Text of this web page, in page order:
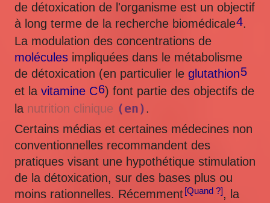
de détoxication de l'organisme est un objectif
à long terme de la recherche biomédicale4.
La modulation des concentrations de
molécules impliquées dans le métabolisme
de détoxication (en particulier le glutathion5
et la vitamine C6) font partie des objectifs de
la nutrition clinique (en).
Certains médias et certaines médecines non
conventionnelles recommandent des
pratiques visant une hypothétique stimulation
de la détoxication, sur des bases plus ou
moins rationnelles. Récemment[Quand ?], la